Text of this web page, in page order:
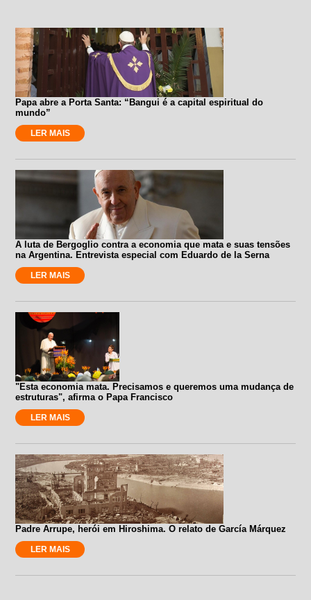
Papa abre a Porta Santa: “Bangui é a capital espiritual do
mundo”
LER MAIS
A luta de Bergoglio contra a economia que mata e suas tensões
na Argentina. Entrevista especial com Eduardo de la Serna
LER MAIS
"Esta economia mata. Precisamos e queremos uma mudança de
estruturas", afirma o Papa Francisco
LER MAIS
Padre Arrupe, herói em Hiroshima. O relato de García Márquez
LER MAIS